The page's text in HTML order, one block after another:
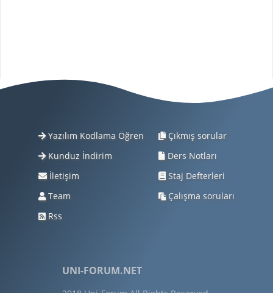
Yazılım Kodlama Öğren
Kunduz İndirim
İletişim
Team
Rss
Çıkmış sorular
Ders Notları
Staj Defterleri
Çalışma soruları
UNI-FORUM.NET